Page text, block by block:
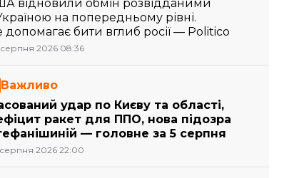
відновили обмін розвідданими
на попередньому рівні.
допомагає бити вглиб росії — Politico
2026 08:36
Важливо
удар по Києву та області,
ракет для ППО, нова підозра
— головне за 5 серпня
2026 22:00